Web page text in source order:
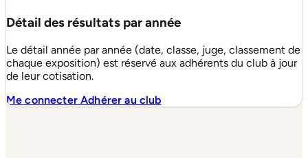
Détail des résultats par année
Le détail année par année (date, classe, juge, classement de
chaque exposition) est réservé aux adhérents du club à jour
de leur cotisation.
Me connecterAdhérer au club